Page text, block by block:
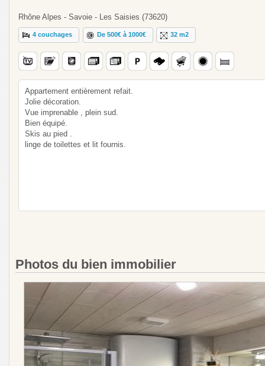
Rhône Alpes - Savoie - Les Saisies (73620)
4 couchages De 500€ à 1000€ 32 m2
Appartement entièrement refait.
Jolie décoration.
Vue imprenable , plein sud.
Bien équipé.
Skis au pied .
linge de toilettes et lit fournis.
Photos du bien immobilier